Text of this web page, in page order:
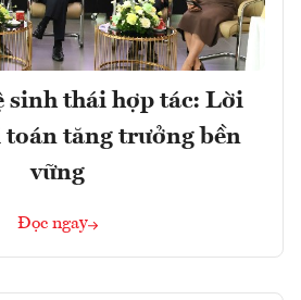
sinh thái hợp tác: Lời
toán tăng trưởng bền
vững
Đọc ngay